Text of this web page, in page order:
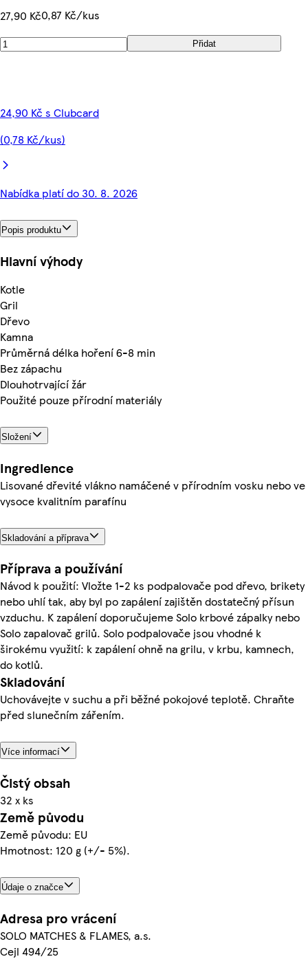
27,90 Kč0,87 Kč/kus
Přidat
24,90 Kč s Clubcard
(0,78 Kč/kus)
Nabídka platí do 30. 8. 2026
Popis produktu
Hlavní výhody
Kotle
Gril
Dřevo
Kamna
Průměrná délka hoření 6-8 min
Bez zápachu
Dlouhotrvající žár
Použité pouze přírodní materiály
Složení
Ingredience
Lisované dřevité vlákno namáčené v přírodním vosku nebo ve
vysoce kvalitním parafínu
Skladování a příprava
Příprava a používání
Návod k použití: Vložte 1-2 ks podpalovače pod dřevo, brikety
nebo uhlí tak, aby byl po zapálení zajištěn dostatečný přísun
vzduchu. K zapálení doporučujeme Solo krbové zápalky nebo
Solo zapalovač grilů. Solo podpalovače jsou vhodné k
širokému využití: k zapálení ohně na grilu, v krbu, kamnech,
do kotlů.
Skladování
Uchovávejte v suchu a při běžné pokojové teplotě. Chraňte
před slunečním zářením.
Více informací
Čistý obsah
32 x ks
Země původu
Země původu: EU
Hmotnost: 120 g (+/- 5%).
Údaje o značce
Adresa pro vrácení
SOLO MATCHES & FLAMES, a.s.
Cejl 494/25